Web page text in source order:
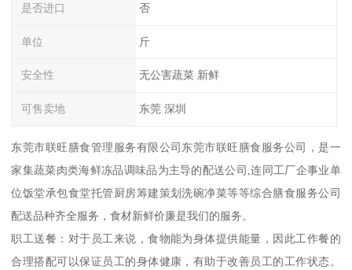
是否进口 否
单位 斤
安全性 无公害蔬菜 新鲜
可售卖地 东莞 深圳
东莞市联旺膳食管理服务有限公司东莞市联旺膳食服务公司，是一
家集蔬菜肉类海鲜冻品调味品为主导的配送公司,连同工厂企事业单
位饭堂承包食堂托管厨房筹建策划洗碗净菜等等综合膳食服务公司
配送品种齐全服务，食材新鲜价廉是我们的服务。
职工送餐：对于员工来说，食物能为身体提供能量，因此工作餐的
合理搭配可以保证员工的身体健康，有助于改善员工的工作状态。